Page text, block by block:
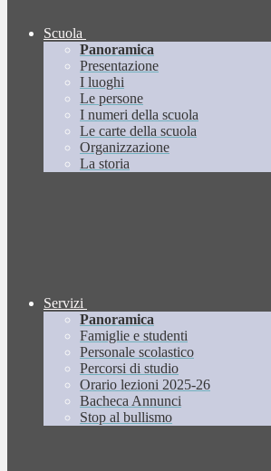
Scuola
Panoramica
Presentazione
I luoghi
Le persone
I numeri della scuola
Le carte della scuola
Organizzazione
La storia
Servizi
Panoramica
Famiglie e studenti
Personale scolastico
Percorsi di studio
Orario lezioni 2025-26
Bacheca Annunci
Stop al bullismo